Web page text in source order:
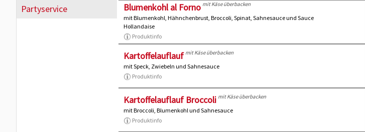
Partyservice
Blumenkohl al Forno mit Käse überbacken
mit Blumenkohl, Hähnchenbrust, Broccoli, Spinat, Sahnesauce und Sauce
Hollandaise
Produktinfo
Kartoffelauflauf mit Käse überbacken
mit Speck, Zwiebeln und Sahnesauce
Produktinfo
Kartoffelauflauf Broccoli mit Käse überbacken
mit Broccoli, Blumenkohl und Sahnesauce
Produktinfo